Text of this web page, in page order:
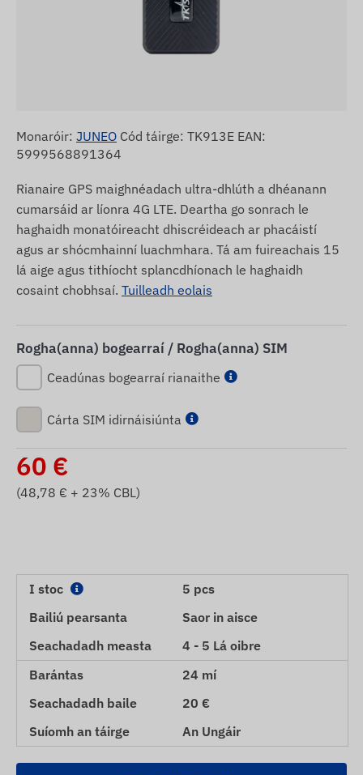
Monaróir: JUNEO Cód táirge: TK913E EAN:
5999568891364
Rianaire GPS maighnéadach ultra-dhlúth a dhéanann
cumarsáid ar líonra 4G LTE. Deartha go sonrach le
haghaidh monatóireacht dhiscréideach ar phacáistí
agus ar shócmhainní luachmhara. Tá am fuireachais 15
lá aige agus tithíocht splancdhíonach le haghaidh
cosaint chobhsaí. Tuilleadh eolais
Rogha(anna) bogearraí / Rogha(anna) SIM
Ceadúnas bogearraí rianaithe
Cárta SIM idirnáisiúnta
60 €
(48,78 € + 23% CBL)
I stoc
5 pcs
Bailiú pearsanta
Saor in aisce
Seachadadh measta
4 - 5 Lá oibre
Barántas
24 mí
Seachadadh baile
20 €
Suíomh an táirge
An Ungáir